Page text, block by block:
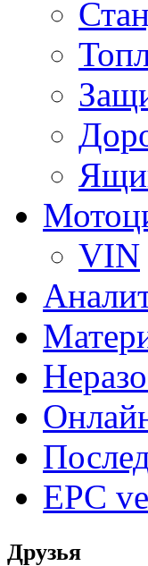
VIN
EPC
Друзья